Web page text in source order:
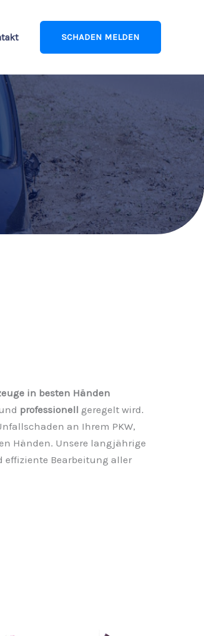
SCHADEN MELDEN
in besten Händen
professionell geregelt wird.
an Ihrem PKW,
Händen. Unsere langjährige
effiziente Bearbeitung aller